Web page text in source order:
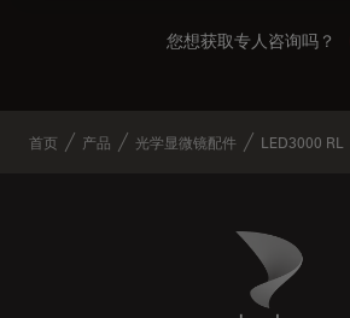
您想获取专人咨询吗？
首页 产品 光学显微镜配件 LED3000 RL
Danaher Logo